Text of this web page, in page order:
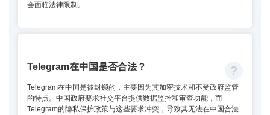
会面临法律限制。
Telegram在中国是否合法？
Telegram在中国是被封锁的，主要因为其加密技术和不受政府监管
的特点。中国政府要求社交平台提供数据监控和审查功能，而
Telegram的隐私保护政策与这些要求冲突，导致其无法在中国合法